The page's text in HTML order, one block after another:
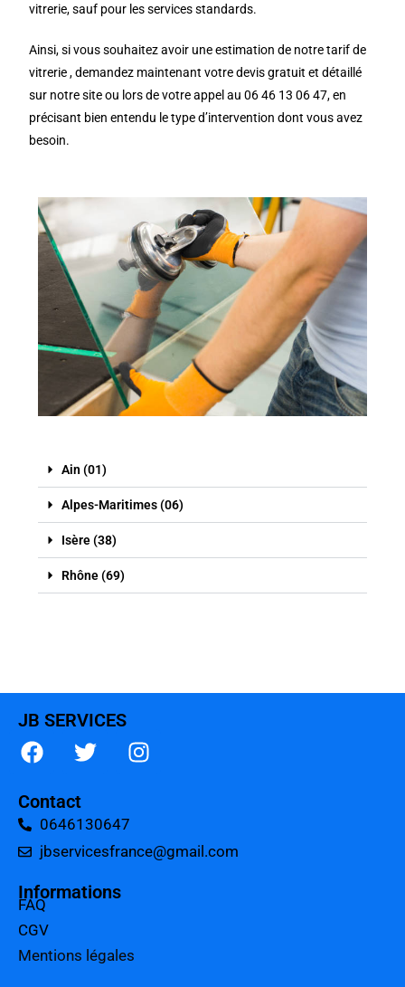
vitrerie, sauf pour les services standards.
Ainsi, si vous souhaitez avoir une estimation de notre tarif de
vitrerie , demandez maintenant votre devis gratuit et détaillé
sur notre site ou lors de votre appel au 06 46 13 06 47, en
précisant bien entendu le type d’intervention dont vous avez
besoin.
Ain (01)
Alpes-Maritimes (06)
Isère (38)
Rhône (69)
JB SERVICES
Contact
0646130647
jbservicesfrance@gmail.com
Informations
FAQ
CGV
Mentions légales